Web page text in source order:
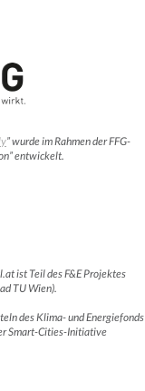
” wurde im Rahmen der FFG-
entwickelt.
ist Teil des F&E Projektes
TU Wien).
des Klima- und Energiefonds
Smart-Cities-Initiative